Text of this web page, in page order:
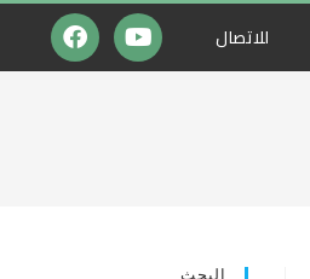
للاتصال
البحث